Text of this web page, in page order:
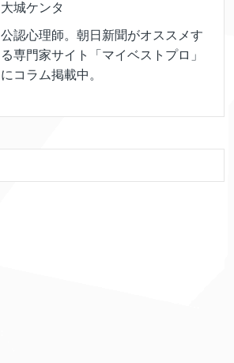
大城ケンタ
公認心理師。朝日新聞がオススメす
る専門家サイト「マイベストプロ」
にコラム掲載中。